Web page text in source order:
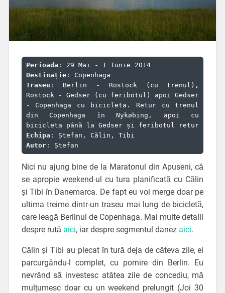
Perioada
: 29 Mai - 1 Iunie 2014
Destinație
Traseu : Berlin - Rostock (cu trenul),
Rostock - Gedser (cu feribotul) apoi Gedser
- Copenhaga cu bicicleta. Retur cu trenul
din Copenhaga în Nykøbing, apoi cu
bicicleta până la Gedser și feribotul retur
Echipa
Autor: Ștefan
Nici nu ajung bine de la Maratonul din Apuseni, că
se apropie weekend-ul cu tura planificată cu Călin
și Tibi în Danemarca. De fapt eu voi merge doar pe
ultima treime dintr-un traseu mai lung de bicicletă,
care leagă Berlinul de Copenhaga. Mai multe detalii
despre rută aici, iar despre segmentul danez aici.
Călin și Tibi au plecat în tură deja de câteva zile, ei
parcurgându-l complet, cu pornire din Berlin. Eu
nevrând să investesc atâtea zile de concediu, mă
mulțumesc doar cu un weekend prelungit (Joi 30